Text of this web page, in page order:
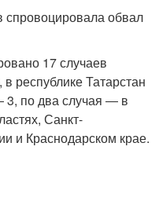
обвал
17 случаев
республике Татарстан
по два случая ― в
Санкт-
и Краснодарском крае.